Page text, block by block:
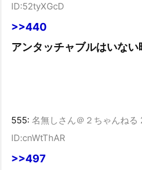
ID:52tyXGcD
>>440
アンタッチャブルはいな
555: 名無しさん＠２ちゃんねる
ID:cnWtThAR
>>497